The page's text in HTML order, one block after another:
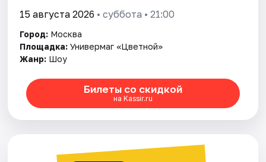
Рейтинги
15 августа 2026 • суббота • 21:00
Город: Москва
Площадка: Универмаг «Цветной»
Жанр: Шоу
Билеты со скидкой
на Kassir.ru